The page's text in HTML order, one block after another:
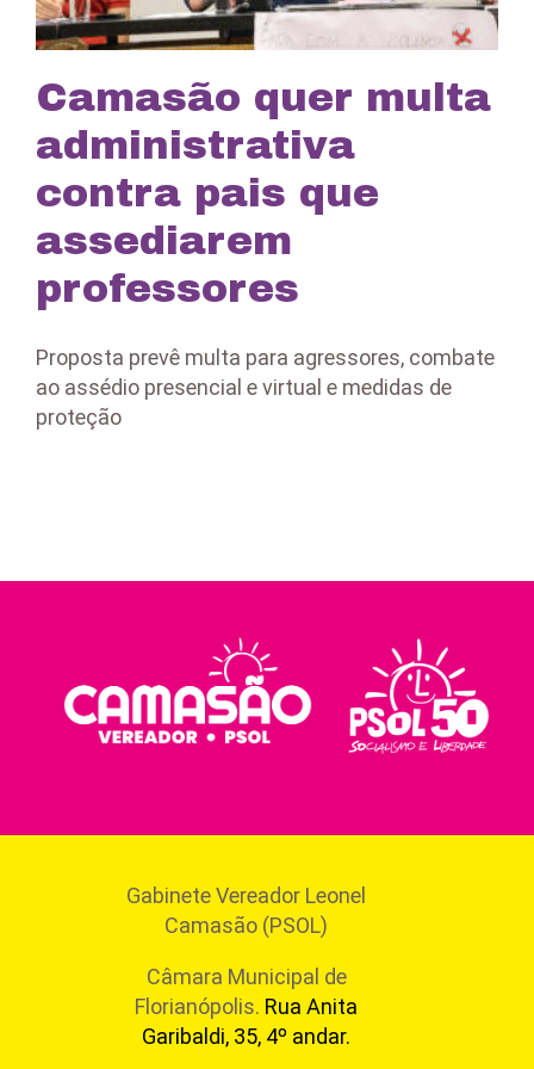
Camasão quer multa
administrativa
contra pais que
assediarem
professores
Proposta prevê multa para agressores, combate
ao assédio presencial e virtual e medidas de
proteção
Gabinete Vereador Leonel
Camasão (PSOL)
Câmara Municipal de
Florianópolis. Rua Anita
Garibaldi, 35, 4º andar.